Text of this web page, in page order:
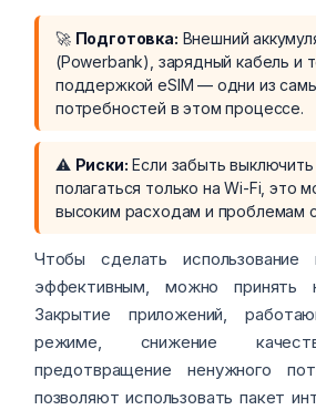
🚀 Подготовка: Внешний
(Powerbank), зарядный кабель и
поддержкой eSIM — одни из
потребностей в этом процессе.
⚠️ Риски: Если забыть
полагаться только на Wi-Fi, это
высоким расходам и проблемам
Чтобы сделать использование
эффективным, можно принять
Закрытие приложений,
режиме, снижение
предотвращение ненужного
позволяют использовать пакет